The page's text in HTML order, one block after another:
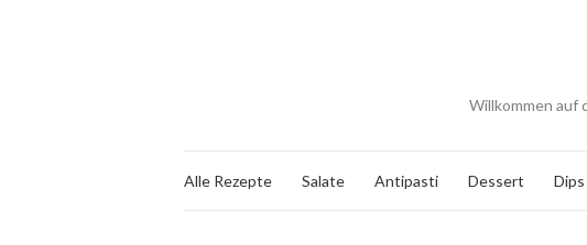
Willkommen auf
Alle Rezepte Salate Antipasti Dessert Dips